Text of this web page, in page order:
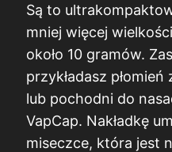
Są to
mniej więcej
około 10 gramów.
przykładasz
lub pochodni do
VapCap. Nakładkę
miseczce, która jest